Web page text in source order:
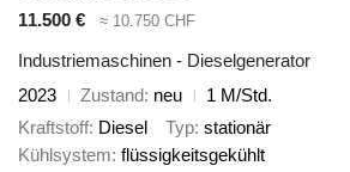
11.500 €
≈ 10.750 CHF
Industriemaschinen - Dieselgenerator
2023
Zustand neu
1 M/Std.
Kraftstoff Diesel Typ stationär
Kühlsystem flüssigkeitsgekühlt